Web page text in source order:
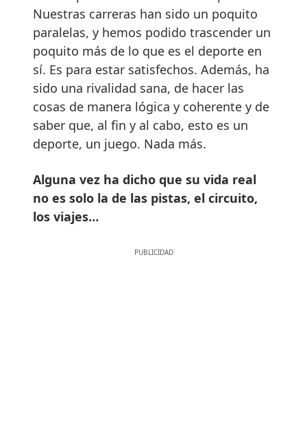
Nuestras carreras han sido un poquito
paralelas, y hemos podido trascender un
poquito más de lo que es el deporte en
sí. Es para estar satisfechos. Además, ha
sido una rivalidad sana, de hacer las
cosas de manera lógica y coherente y de
saber que, al fin y al cabo, esto es un
deporte, un juego. Nada más.
Alguna vez ha dicho que su vida real
no es solo la de las pistas, el circuito,
los viajes…